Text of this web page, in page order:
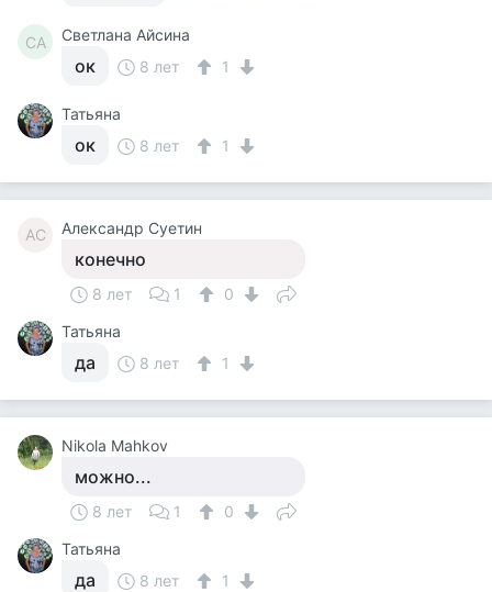
СА Светлана Айсина
ок 8 лет 1
Татьяна
ок 8 лет 1
АС Александр Суетин
конечно
8 лет 1
0
Татьяна
да 8 лет 1
Nikola Mahkov
можно...
8 лет 1
0
Татьяна
да 8 лет 1